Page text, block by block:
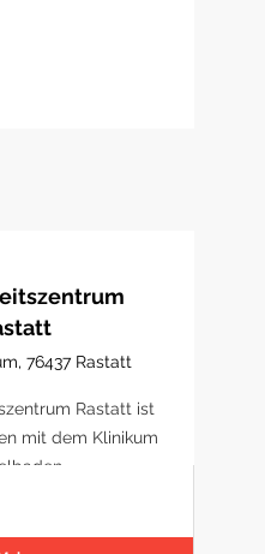
76437 Rastatt
Rastatt ist
mit dem Klinikum